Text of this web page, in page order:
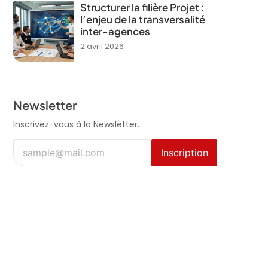
Structurer la filière Projet :
l’enjeu de la transversalité
inter-agences
2 avril 2026
Newsletter
Inscrivez-vous à la Newsletter.
Inscription